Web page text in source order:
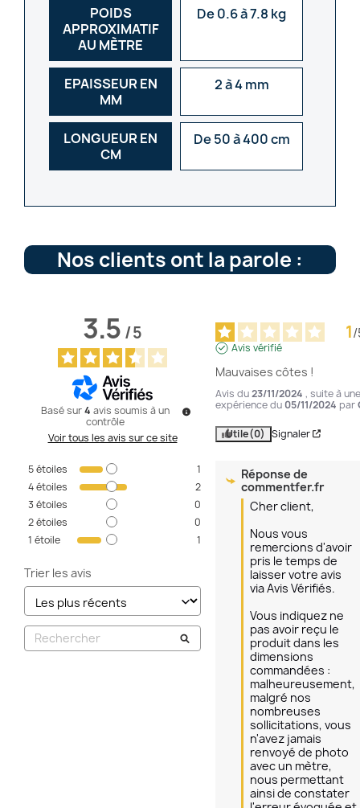
POIDS
APPROXIMATIF
AU MÈTRE
De 0.6 à 7.8 kg
EPAISSEUR EN
MM
2 à 4 mm
LONGUEUR EN
CM
De 50 à 400 cm
Nos clients ont la parole :
3.5/5
Basé sur4 avis soumis à un
contrôle
Voir tous les avis sur ce site
5étoiles
1
4étoiles
2
3 étoiles
0
2étoiles
0
1 étoile 1
Trier les avis
1/
Avis vérifié
Mauvaises côtes !
Avis du23/11/2024 , suite à une
expérience du 05/11/2024 par
Utile(0) Signaler
Réponse de
commentfer.fr
Cher client,
Nous vous
remercions d'avoir
pris le temps de
laisser votre avis
via Avis Vérifiés.
Vous indiquez ne
pas avoir reçu le
produit dans les
dimensions
commandées :
malheureusement,
malgré nos
nombreuses
sollicitations, vous
n'avez jamais
renvoyé de photo
avec un mètre,
nous permettant
ainsi de constater